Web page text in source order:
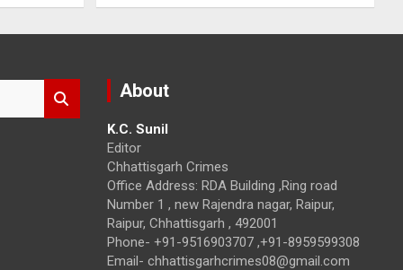
About
K.C. Sunil
Editor
Chhattisgarh Crimes
Office Address: RDA Building ,Ring road
Number 1 , new Rajendra nagar, Raipur,
Raipur, Chhattisgarh , 492001
Phone- +91-9516903707 ,+91-8959599308
Email- chhattisgarhcrimes08@gmail.com